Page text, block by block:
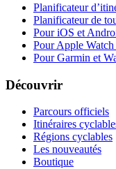
Planificateur
Planificateur de
Pour iOS et
Pour Apple Watch
Pour Garmin et
Découvrir
Parcours officiels
Itinéraires
Régions cyclables
Les nouveautés
Boutique